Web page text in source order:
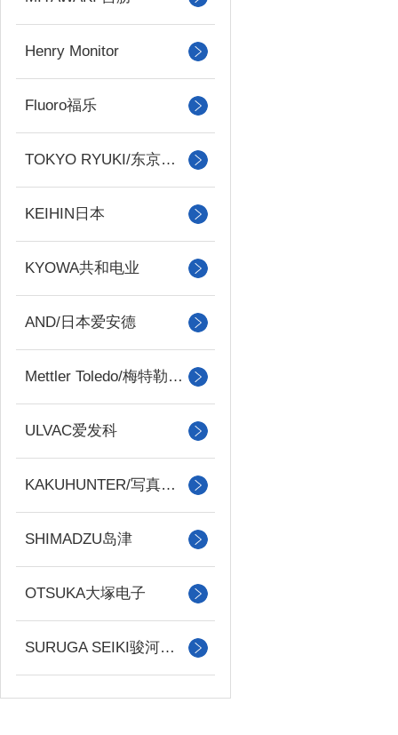
Henry Monitor
Fluoro福乐
TOKYO RYUKI/东京流机
KEIHIN日本
KYOWA共和电业
AND/日本爱安德
Mettler Toledo/梅特勒托利多
ULVAC爱发科
KAKUHUNTER/写真化学
SHIMADZU岛津
OTSUKA大塚电子
SURUGA SEIKI骏河精机